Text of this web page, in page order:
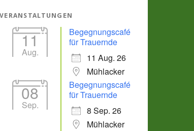
VERANSTALTUNGEN
11
Aug.
Begegnungscafé
für Trauernde
11 Aug. 26
Mühlacker
08
Sep.
Begegnungscafé
für Trauernde
8 Sep. 26
Mühlacker